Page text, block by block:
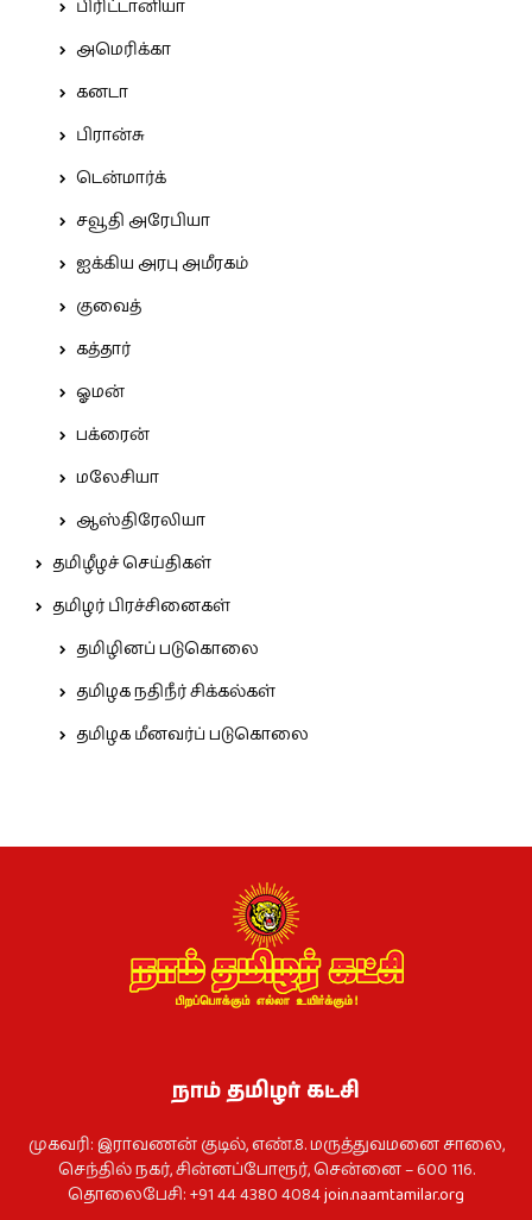
பிரிட்டானியா
அமெரிக்கா
கனடா
பிரான்சு
டென்மார்க்
சவூதி அரேபியா
ஐக்கிய அரபு அமீரகம்
குவைத்
கத்தார்
ஓமன்
பக்ரைன்
மலேசியா
ஆஸ்திரேலியா
தமிழீழச் செய்திகள்
தமிழர் பிரச்சினைகள்
தமிழினப் படுகொலை
தமிழக நதிநீர் சிக்கல்கள்
தமிழக மீனவர்ப் படுகொலை
நாம் தமிழர் கட்சி
முகவரி: இராவணன் குடில், எண்.8. மருத்துவமனை சாலை,
செந்தில் நகர், சின்னப்போரூர், சென்னை – 600 116.
தொலைபேசி: +91 44 4380 4084join.naamtamilar.org